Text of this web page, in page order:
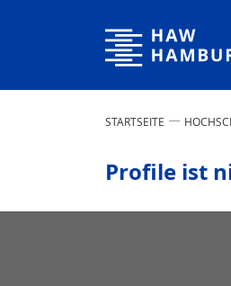
Hochschule für
STARTSEITE
Profile ist